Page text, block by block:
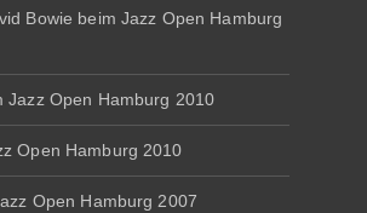
Bowie beim Jazz Open Hamburg
Jazz Open Hamburg 2010
Open Hamburg 2010
Open Hamburg 2007